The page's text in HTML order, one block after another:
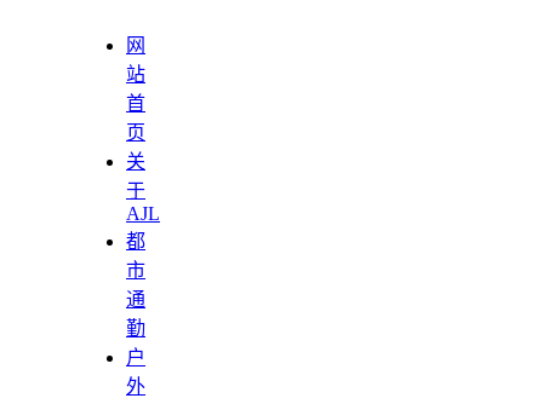
网
站
首
页
关
于
AJL
都
市
通
勤
户
外